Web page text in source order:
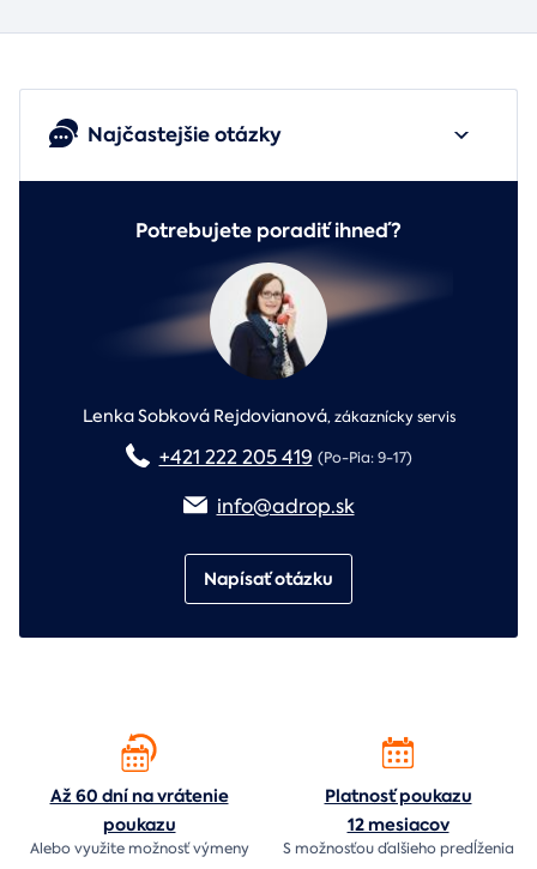
Najčastejšie otázky
Potrebujete poradiť ihneď?
Lenka Sobková Rejdovianová,zákaznícky servis
+421 222 205 419 (Po-Pia: 9-17)
info@adrop.sk
Napísať otázku
Až 60 dní na vrátenie
poukazu
Alebo využite možnosť výmeny
Platnosť poukazu
12 mesiacov
S možnosťou ďalšieho predĺženia